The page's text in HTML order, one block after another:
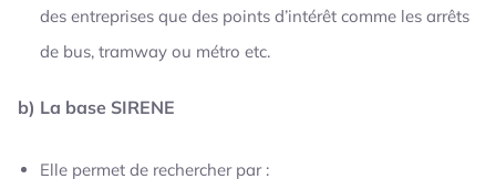
des entreprises que des points d’intérêt comme les arrêts
de bus, tramway ou métro etc.
b) La base SIRENE
Elle permet de rechercher par :